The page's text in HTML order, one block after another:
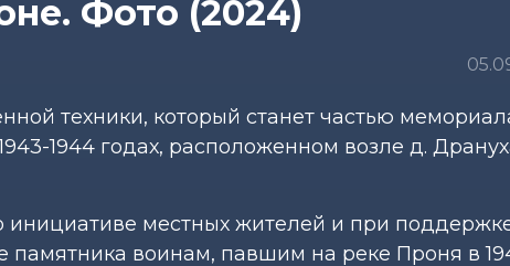
Фото (2024)
техники, который станет частью
1944 годах, расположенном возле д.
инициативе местных жителей и при
памятника воинам, павшим на реке Проня в